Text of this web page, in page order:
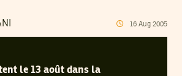
16 Aug 2005
le 13 août dans la